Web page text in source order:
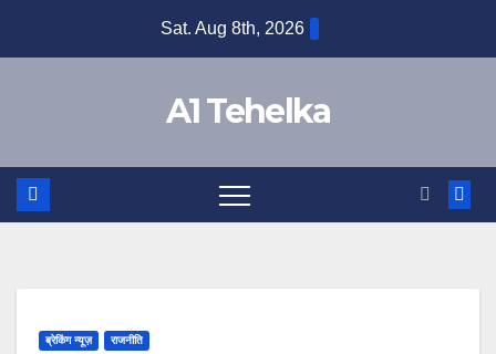
Sat. Aug 8th, 2026
A1 Tehelka
ब्रेकिंग न्यूज़ राजनीति